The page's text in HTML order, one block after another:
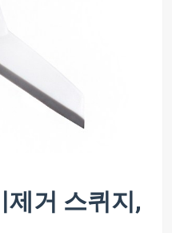
제거 스퀴지,